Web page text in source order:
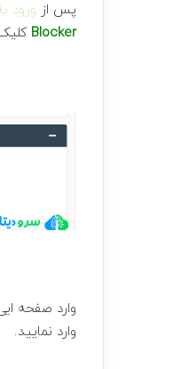
پس از ورود
Blocker
وارد نمایید.